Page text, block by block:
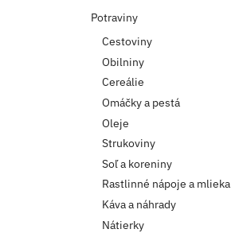
Potraviny
Cestoviny
Obilniny
Cereálie
Omáčky a pestá
Oleje
Strukoviny
Soľ a koreniny
Rastlinné nápoje a mlieka
Káva a náhrady
Nátierky